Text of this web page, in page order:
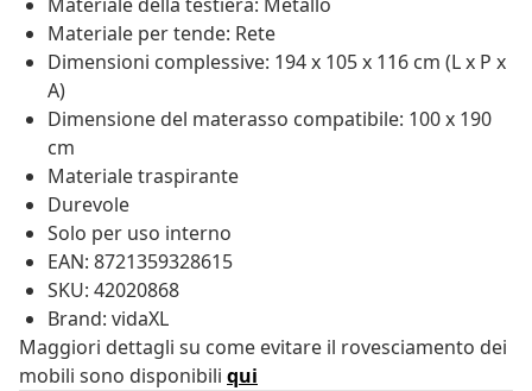
Materiale per tende: Rete
Dimensioni complessive: 194 x 105 x 116 cm (L x P x
A)
Dimensione del materasso compatibile: 100 x 190
cm
Materiale traspirante
Durevole
Solo per uso interno
EAN: 8721359328615
SKU: 42020868
Brand: vidaXL
Maggiori dettagli su come evitare il rovesciamento dei
mobili sono disponibili qui